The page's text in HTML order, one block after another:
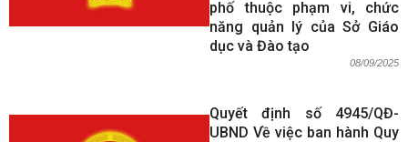
phố thuộc phạm vi, chức
năng quản lý của Sở Giáo
dục và Đào tạo
08/09/2025
Quyết định số 4945/QĐ-
UBND Về việc ban hành Quy